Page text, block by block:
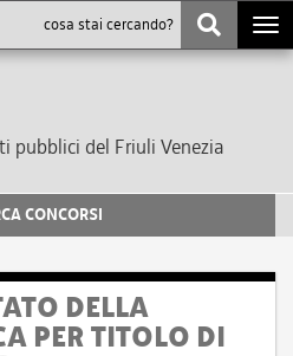
pubblici del Friuli Venezia
CONCORSI
DELLA
PER TITOLO DI